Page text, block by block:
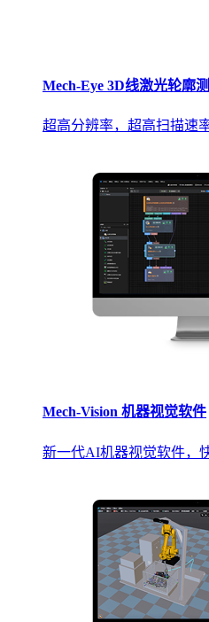
Mech-Eye 3D线激光轮廓
超高分辨率，超高扫描速
Mech-Vision 机器视觉软件
新一代AI机器视觉软件，